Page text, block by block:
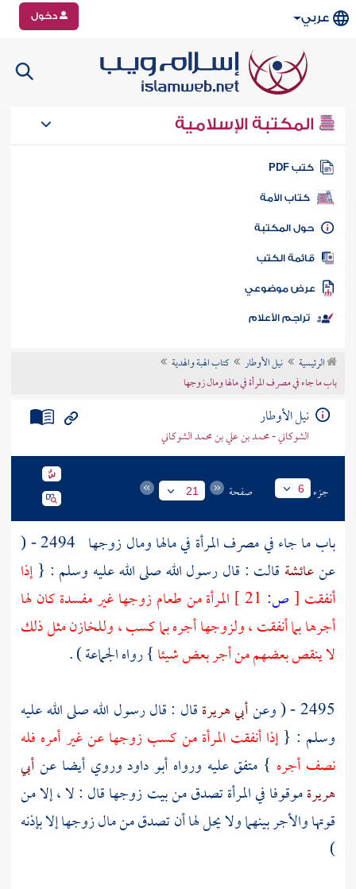
عربي دخول
المكتبة الإسلامية
كتب PDF
كتاب الأمة
المكتبة
الكتب
موضوعي
تراجم الأعلام
الرئيسية نيل الأوطار
كتاب الهبة والهدية
باب ما جاء في مصرف المرأة في مالها ومال زوجها
نيل الأوطار
الشوكاني - محمد بن علي بن محمد الشوكاني
جزء 6 صفحة 21
باب ما جاء في مصرف المرأة في مالها ومال زوجها
2494 - (
عنعائشة قالت : قال رسول الله صلى الله عليه وسلم : {إذا
أنفقت [ص:
المرأة من طعام زوجها غير مفسدة كان لها
أجرها بما أنفقت ، ولزوجها أجره بما كسب ، وللخازن مثل ذلك
لا ينقص بعضهم من أجر بعض شيئا} رواه الجماعة ) .
2495 - ( وعن
أبي هريرةقال : قال رسول الله صلى الله عليه
وسلم : {إذا أنفقت المرأة من كسب زوجها عن غير أمره فله
نصف أجره } متفق عليه ورواه أبو داودوروي أيضا عنأبي
هريرةموقوفا في المرأة تصدق من بيت زوجها قال : لا ، إلا من
قوتها والأجر بينهما ولا يحل لها أن تصدق من مال زوجها إلا بإذنه
)